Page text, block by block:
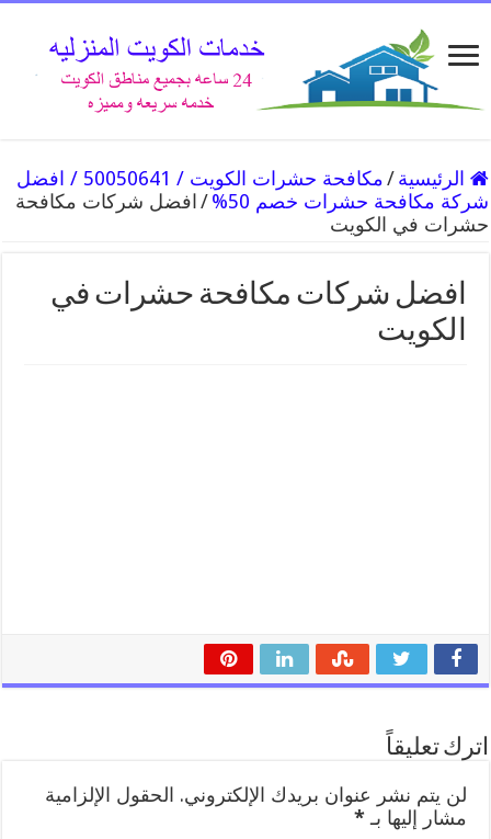
الرئيسية /
مكافحة حشرات الكويت / 50050641 / افضل
شركة مكافحة حشرات خصم 50%
/ افضل شركات مكافحة
حشرات في الكويت
افضل شركات مكافحة حشرات في
الكويت
اترك تعليقاً
لن يتم نشر عنوان بريدك الإلكتروني. الحقول الإلزامية
مشار إليها بـ*